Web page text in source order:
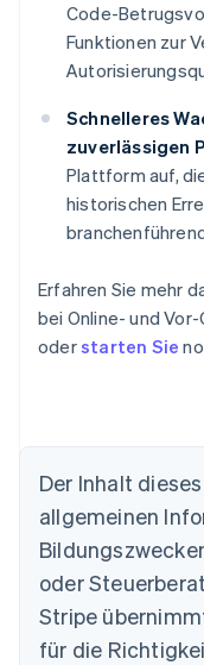
Code-
Funktionen zur
Schnelleres
zuverlässigen
Plattform auf,
historischen
Erfahren Sie mehr
bei Online- und
oderstarten Sie
Der Inhalt
allgemeinen
oder
Stripe
für die
Australien
English
Belgien
Nederlands Français
Brasilien
PortuguêsEnglish